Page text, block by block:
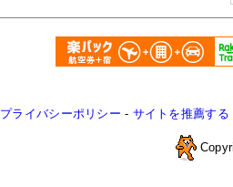
プライバシーポリシー - サイトを推薦する